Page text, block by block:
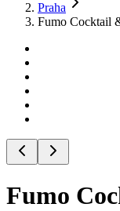
Praha
Fumo Cocktail
Fumo